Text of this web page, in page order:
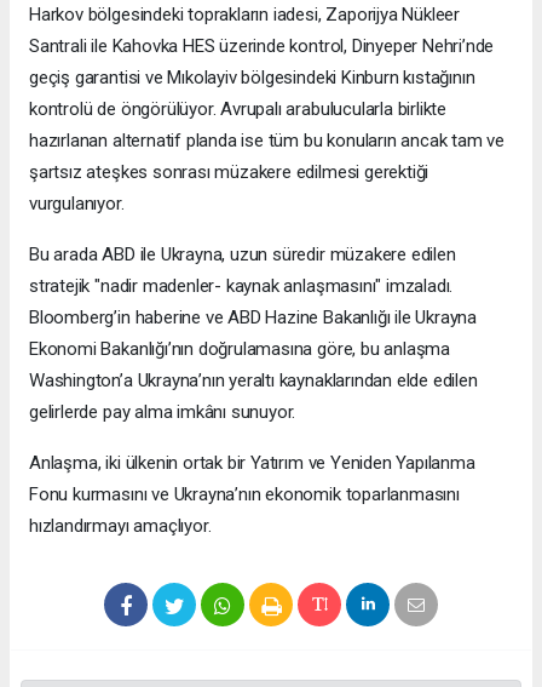
Harkov bölgesindeki toprakların iadesi, Zaporijya Nükleer
Santrali ile Kahovka HES üzerinde kontrol, Dinyeper Nehri’nde
geçiş garantisi ve Mıkolayiv bölgesindeki Kinburn kıstağının
kontrolü de öngörülüyor. Avrupalı arabulucularla birlikte
hazırlanan alternatif planda ise tüm bu konuların ancak tam ve
şartsız ateşkes sonrası müzakere edilmesi gerektiği
vurgulanıyor.
Bu arada ABD ile Ukrayna, uzun süredir müzakere edilen
stratejik "nadir madenler- kaynak anlaşmasını" imzaladı.
Bloomberg’in haberine ve ABD Hazine Bakanlığı ile Ukrayna
Ekonomi Bakanlığı’nın doğrulamasına göre, bu anlaşma
Washington’a Ukrayna’nın yeraltı kaynaklarından elde edilen
gelirlerde pay alma imkânı sunuyor.
Anlaşma, iki ülkenin ortak bir Yatırım ve Yeniden Yapılanma
Fonu kurmasını ve Ukrayna’nın ekonomik toparlanmasını
hızlandırmayı amaçlıyor.